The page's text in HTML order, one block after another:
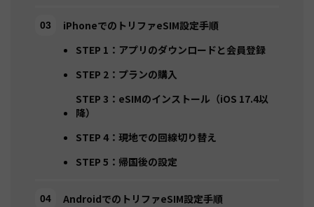
iPhoneでのトリファeSIM設定手順
STEP 1：アプリのダウンロードと会員登録
STEP 2：プランの購入
STEP 3：eSIMのインストール（iOS 17.4以
降）
STEP 4：現地での回線切り替え
STEP 5：帰国後の設定
AndroidでのトリファeSIM設定手順